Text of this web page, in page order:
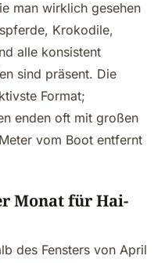
man wirklich gesehen
Krokodile,
alle konsistent
sind präsent. Die
Format;
enden oft mit großen
vom Boot entfernt
Monat für Hai-
des Fensters von April